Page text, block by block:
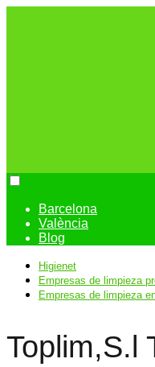
Barcelona
València
Blog
Higienet
Empresas de limpieza
Empresas de limpieza
Toplim,S.l